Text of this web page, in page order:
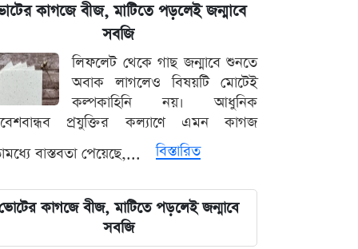
এক ক্লিকেই ফোন-ল্যাপটপের নিয়ন্ত্রণ নিচ্ছে
হ্যাকাররা, পপ-আপ আপডেট নিয়ে কড়া
হুঁশিয়ারি
চাঁদের পৃষ্ঠে ফ্যালকন-৯ রকেটের
অনাকাঙ্ক্ষিত আঘাত
হতে পারে না: ভারপ্রাপ্ত রাষ্ট্রপতি হাফিজ
উদ্দিন
কাগজে বীজ, মাটিতে পড়লেই জন্মাবে
সবজি
লিফলেট থেকে গাছ জন্মাবে শুনতে
অবাক লাগলেও বিষয়টি মোটেই
কল্পকাহিনি নয়। আধুনিক
প্রযুক্তির কল্যাণে এমন কাগজ
বাস্তবতা পেয়েছে,...
বিস্তারিত
কাগজে বীজ, মাটিতে পড়লেই জন্মাবে
সবজি